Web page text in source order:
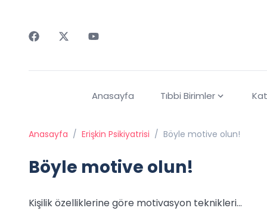
Anasayfa Tıbbi Birimler
Anasayfa / Erişkin Psikiyatrisi / Böyle motive olun!
Böyle motive olun!
Kişilik özelliklerine göre motivasyon teknikleri...